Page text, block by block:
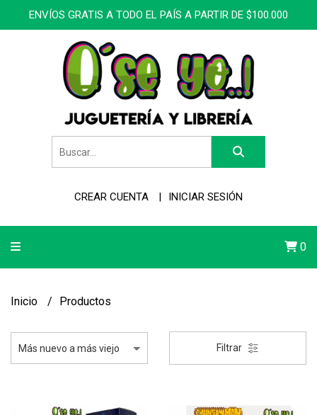
ENVÍOS GRATIS A TODO EL PAÍS A PARTIR DE $100.000
CREAR CUENTA INICIAR SESIÓN
0
Inicio Productos
Filtrar